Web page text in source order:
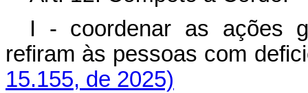
I - coordenar as ações
refiram às pessoas com
15.155, de 2025)